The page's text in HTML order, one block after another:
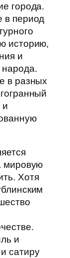
города.
в период
историю,
и
народа.
в разных
и
мировую
Хотя
и
сатиру